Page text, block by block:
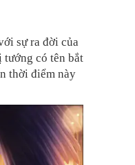
sự ra đời của
có tên bắt
thời điểm này